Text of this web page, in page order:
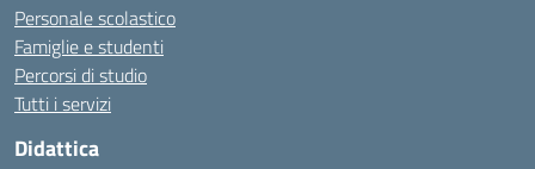
Personale scolastico
Famiglie e studenti
Percorsi di studio
Tutti i servizi
Didattica